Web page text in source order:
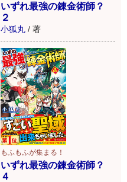
いずれ最強の錬金術師？
２
小狐丸 / 著
もふもふが集まる！
いずれ最強の錬金術師？
４